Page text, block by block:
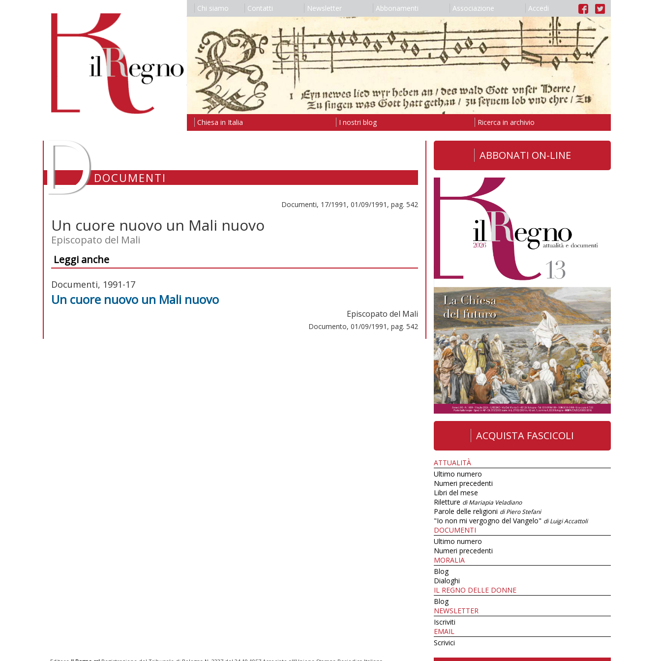
Chi siamo Contatti Newsletter Abbonamenti Associazione Accedi
Chiesa in Italia I nostri blog Ricerca in archivio
DDOCUMENTI
Documenti, 17/1991, 01/09/1991, pag. 542
Un cuore nuovo un Mali nuovo
Episcopato del Mali
Leggi anche
Documenti, 1991-17
Un cuore nuovo un Mali nuovo
Episcopato del Mali
Documento, 01/09/1991, pag. 542
ABBONATI ON-LINE
ACQUISTA FASCICOLI
ATTUALITÀ
Ultimo numero
Numeri precedenti
Libri del mese
Riletture di Mariapia Veladiano
Parole delle religioni di Piero Stefani
"Io non mi vergogno del Vangelo" di Luigi Accattoli
DOCUMENTI
Ultimo numero
Numeri precedenti
MORALIA
Blog
Dialoghi
IL REGNO DELLE DONNE
Blog
NEWSLETTER
Iscriviti
EMAIL
Scrivici